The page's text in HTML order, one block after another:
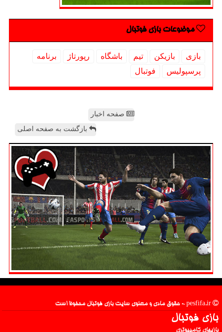
موضوعات بازی فوتبال
بازی بازیكن تیم باشگاه رپورتاژ
برنامه
پرسپولیس
فوتبال
صفحه اخبار
بازگشت به صفحه اصلی
بازی فوتبال
بازیهای کامپیوتری